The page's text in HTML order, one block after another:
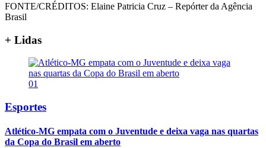
FONTE/CRÉDITOS: Elaine Patricia Cruz – Repórter da Agência
Brasil
+ Lidas
01
Esportes
Atlético-MG empata com o Juventude e deixa vaga nas quartas
da Copa do Brasil em aberto